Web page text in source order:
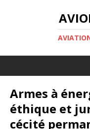
Armes à
éthique et
cécité